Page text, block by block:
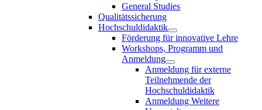
General Studies
Qualitätssicherung
Hochschuldidaktik
Förderung für innovative Lehre
Workshops, Programm und
Anmeldung
Anmeldung für externe
Teilnehmende der
Hochschuldidaktik
Anmeldung Weitere